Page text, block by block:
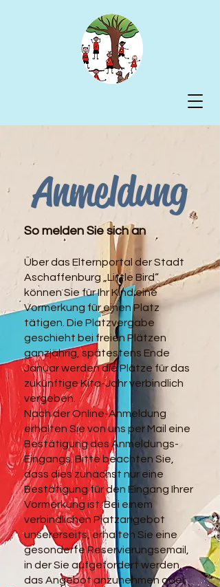
Anmeldung
So melden Sie sich an
Über das Elternportal der Stadt
Aschaffenburg „Little Bird“
können Sie für Ihr Kind eine
Vormerkung für einen Platz
tätigen. Die Platzvergabe
geschieht bei freien Plätzen
ganzjährig, spätestens Ende
Januar werden die Plätze für das
zukünftige Kita-Jahr verbindlich
vergeben.
Nach der Online-Anmeldung
erhalten Sie von uns per Mail eine
Bestätigung des Anmeldungs-
Eingangs. Bitte beachten Sie,
dass dies zunächst nur eine
Bestätigung für den Eingang Ihrer
Vormerkung ist. Bei einem
verbindlichen Platzangebot
unsererseits, erhalten Sie eine
gesonderte Reservierungsemail,
in der Sie aufgefordert werden,
das Angebot anzunehmen oder